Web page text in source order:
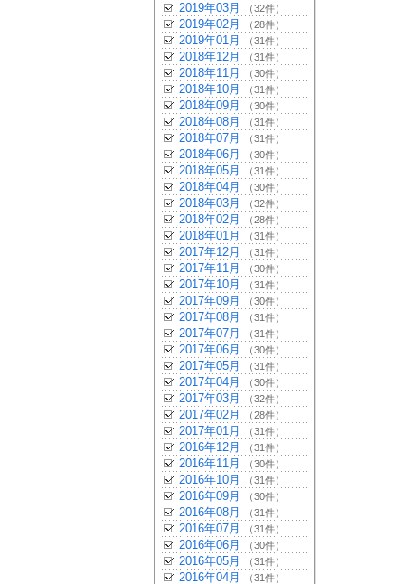
2019年03月 （32件）
2019年02月 （28件）
2019年01月 （31件）
2018年12月 （31件）
2018年11月 （30件）
2018年10月 （31件）
2018年09月 （30件）
2018年08月 （31件）
2018年07月 （31件）
2018年06月 （30件）
2018年05月 （31件）
2018年04月 （30件）
2018年03月 （32件）
2018年02月 （28件）
2018年01月 （31件）
2017年12月 （31件）
2017年11月 （30件）
2017年10月 （31件）
2017年09月 （30件）
2017年08月 （31件）
2017年07月 （31件）
2017年06月 （30件）
2017年05月 （31件）
2017年04月 （30件）
2017年03月 （32件）
2017年02月 （28件）
2017年01月 （31件）
2016年12月 （31件）
2016年11月 （30件）
2016年10月 （31件）
2016年09月 （30件）
2016年08月 （31件）
2016年07月 （31件）
2016年06月 （30件）
2016年05月 （31件）
2016年04月 （31件）